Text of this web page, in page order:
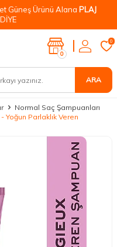
Güneş Ürünü Alana PLAJ
ARA
0
0
Normal Saç Şampuanları
Parlaklık Veren